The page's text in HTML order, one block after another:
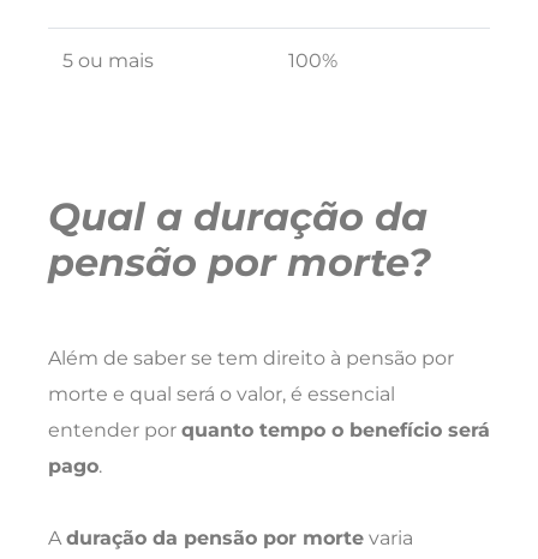
5 ou mais 100%
Qual a duração da
pensão por morte?
Além de saber se tem direito à pensão por
morte e qual será o valor, é essencial
entender por quanto tempo o benefício será
pago.
A duração da pensão por morte varia